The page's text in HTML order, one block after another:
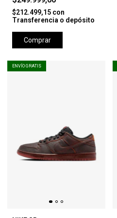
$212.499,15 con
Transferencia o depósito
Comprar
ENVÍO GRATIS